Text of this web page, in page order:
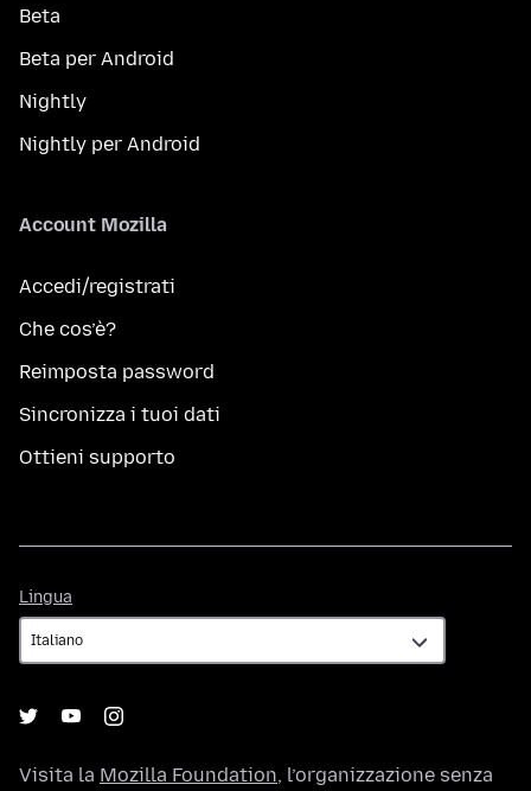
Beta
Beta per Android
Nightly
Nightly per Android
Account Mozilla
Accedi/registrati
Che cos’è?
Reimposta password
Sincronizza i tuoi dati
Ottieni supporto
Lingua
Visita la Mozilla Foundation, l’organizzazione senza